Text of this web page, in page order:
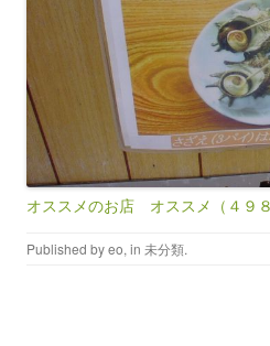
オススメのお店 オススメ（４９８
Published byeo, in 未分類.